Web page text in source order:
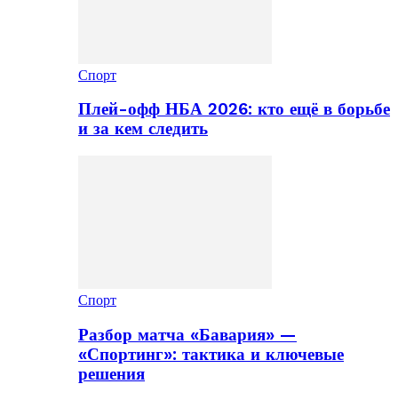
Спорт
Плей-офф НБА 2026: кто ещё в борьбе
и за кем следить
Спорт
Разбор матча «Бавария» —
«Спортинг»: тактика и ключевые
решения